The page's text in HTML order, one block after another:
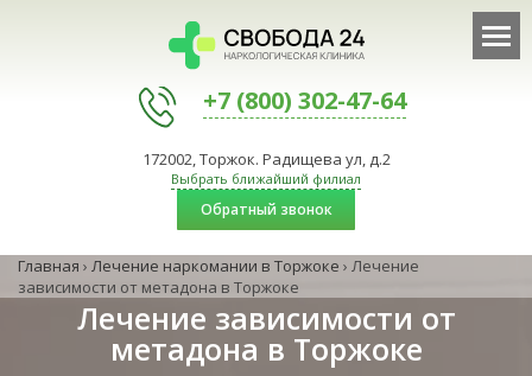
+7 (800) 302-47-64
172002, Торжок. Радищева ул, д.2
Выбрать ближайший филиал
Обратный звонок
Главная › Лечение наркомании в Торжоке › Лечение
зависимости от метадона в Торжоке
Лечение зависимости от
метадона в Торжоке